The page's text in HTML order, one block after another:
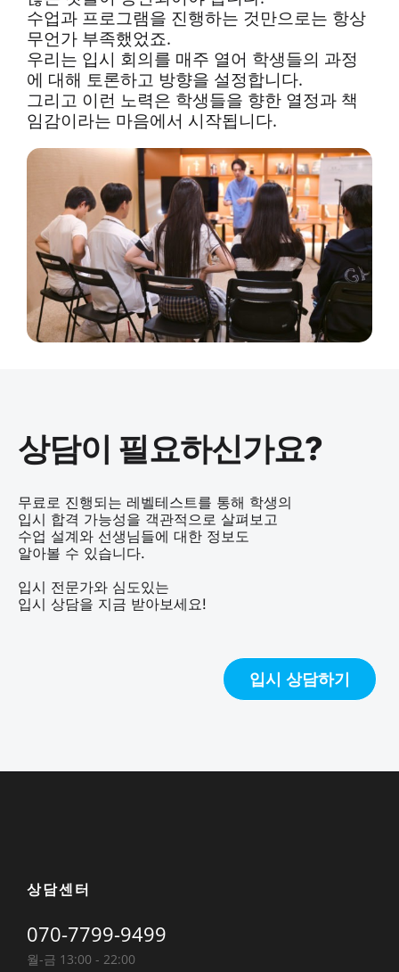
수업과 프로그램을 진행하는 것만으로는 항상
무언가 부족했었죠.
우리는 입시 회의를 매주 열어 학생들의 과정
에 대해 토론하고 방향을 설정합니다.
그리고 이런 노력은 학생들을 향한 열정과 책
임감이라는 마음에서 시작됩니다.
상담이 필요하신가요?
무료로 진행되는 레벨테스트를 통해 학생의
입시 합격 가능성을 객관적으로 살펴보고
수업 설계와 선생님들에 대한 정보도
알아볼 수 있습니다.
입시 전문가와 심도있는
입시 상담을 지금 받아보세요!
입시 상담하기
상담센터
070-7799-9499
월-금 13:00 - 22:00